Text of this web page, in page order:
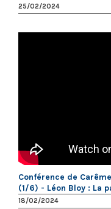
25/02/2024
Conférence de
(1/6) - Léon Bloy : La
18/02/2024